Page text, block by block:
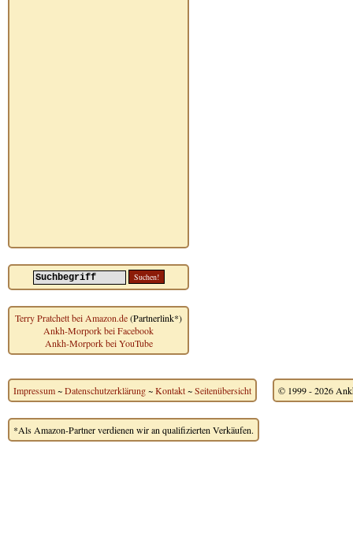
Terry Pratchett bei Amazon.de(Partnerlink*)
Ankh-Morpork bei Facebook
Ankh-Morpork bei YouTube
Impressum~Datenschutzerklärung~Kontakt~Seitenübersicht © 1999 - 2026
*Als Amazon-Partner verdienen wir an qualifizierten Verkäufen.